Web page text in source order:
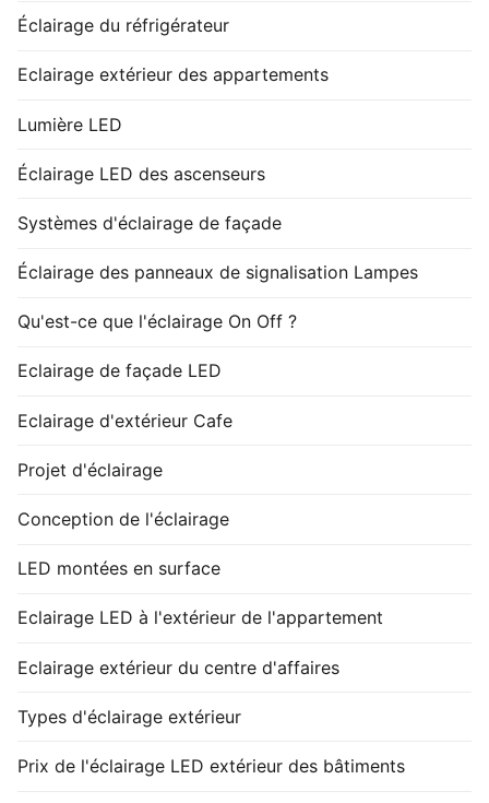
Éclairage du réfrigérateur
Eclairage extérieur des appartements
Lumière LED
Éclairage LED des ascenseurs
Systèmes d'éclairage de façade
Éclairage des panneaux de signalisation Lampes
Qu'est-ce que l'éclairage On Off ?
Eclairage de façade LED
Eclairage d'extérieur Cafe
Projet d'éclairage
Conception de l'éclairage
LED montées en surface
Eclairage LED à l'extérieur de l'appartement
Eclairage extérieur du centre d'affaires
Types d'éclairage extérieur
Prix de l'éclairage LED extérieur des bâtiments